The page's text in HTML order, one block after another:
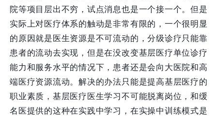
院等项目层出不穷，试点消息也是一个接一个。但是
实际上对医疗体系的触动是非常有限的，一个很明显
的原因就是医生资源是不可流动的，分级诊疗只能靠
患者的流动去实现，但是在没改变基层医疗单位诊疗
能力和服务水平的情况下，患者还是会向大医院和高
端医疗资源流动。解决的办法只能是提高基层医疗的
职业素质，基层医疗医生学习不可能脱离岗位，和缓
名医提供的这种在实践中学习，在实操中训练模式是